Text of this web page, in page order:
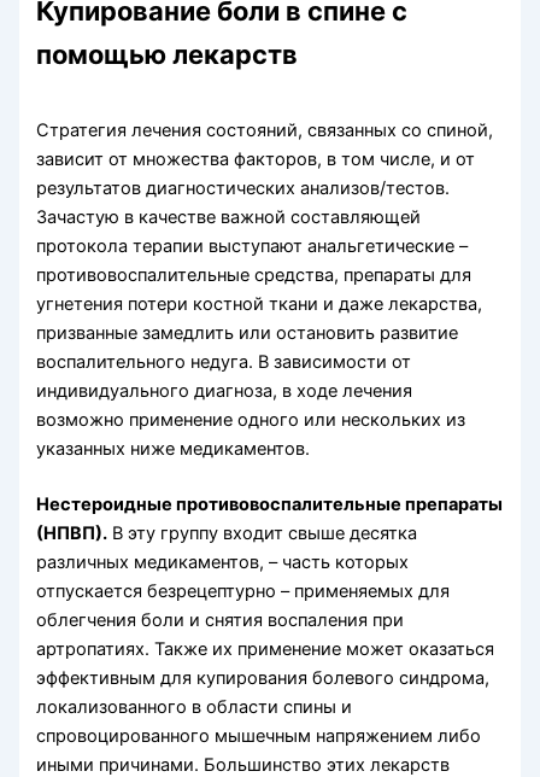
Купирование боли в спине с
помощью лекарств
Стратегия лечения состояний, связанных со спиной,
зависит от множества факторов, в том числе, и от
результатов диагностических анализов/тестов.
Зачастую в качестве важной составляющей
протокола терапии выступают анальгетические –
противовоспалительные средства, препараты для
угнетения потери костной ткани и даже лекарства,
призванные замедлить или остановить развитие
воспалительного недуга. В зависимости от
индивидуального диагноза, в ходе лечения
возможно применение одного или нескольких из
указанных ниже медикаментов.
Нестероидные противовоспалительные препараты
(НПВП). В эту группу входит свыше десятка
различных медикаментов, – часть которых
отпускается безрецептурно – применяемых для
облегчения боли и снятия воспаления при
артропатиях. Также их применение может оказаться
эффективным для купирования болевого синдрома,
локализованного в области спины и
спровоцированного мышечным напряжением либо
иными причинами. Большинство этих лекарств